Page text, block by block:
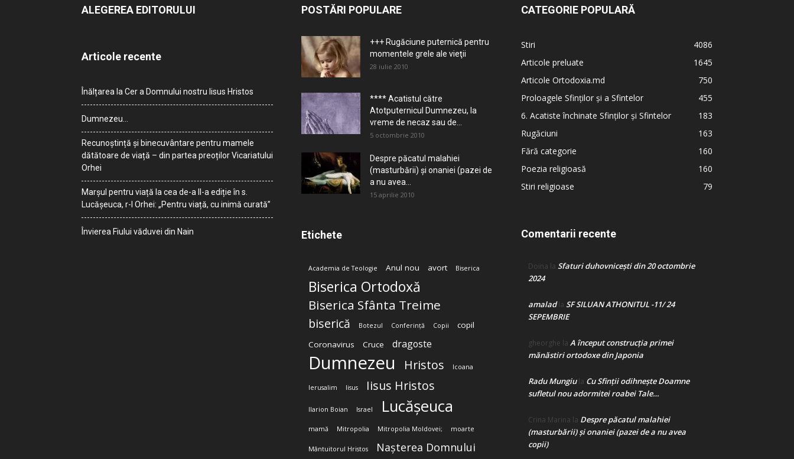
ALEGEREA EDITORULUI
Articole recente
Înălțarea la Cer a Domnului nostru Iisus Hristos
Dumnezeu…
Recunoștință și binecuvântare pentru mamele
dătătoare de viață – din partea preoților Vicariatului
Orhei
Marșul pentru viață la cea de-a II-a ediție în s.
Lucășeuca, r-l Orhei: „Pentru viață, cu inimă curată”
Învierea Fiului văduvei din Nain
POSTĂRI POPULARE
+++ Rugăciune puternică pentru
momentele grele ale vieţii
28 iulie 2010
**** Acatistul către
Atotputernicul Dumnezeu, la
vreme de necaz sau de...
5 octombrie 2010
Despre păcatul malahiei
(masturbării) şi onaniei (pazei de
a nu avea...
15 aprilie 2010
Etichete
Academia de Teologie Anul nou avort Biserica
Biserica Ortodoxă
Biserica Sfânta Treime
biserică Botezul Conferință Copii
copil
Coronavirus
Cruce dragoste
Dumnezeu Hristos Icoana
Ierusalim Iisus Iisus Hristos
Ilarion Boian Israel Lucășeuca
mamă Mitropolia Mitropolia Moldovei; moarte
Mântuitorul Hristos Nașterea Domnului
CATEGORIE POPULARĂ
Stiri
4086
Articole preluate
1645
Articole Ortodoxia.md
750
Proloagele Sfinților și a Sfintelor
455
6. Acatiste închinate Sfinților și Sfintelor
183
Rugăciuni
163
Fără categorie
160
Poezia religioasă
160
Stiri religioase
79
Comentarii recente
Doina la Sfaturi duhovnicești din 20 octombrie
2024
amaladla SF SILUAN ATHONITUL -11/ 24
SEPEMBRIE
gheorghe la A început construcţia primei
mănăstiri ortodoxe din Japonia
Radu Mungiula Cu Sfinții odihnește Doamne
sufletul nou adormitei roabei Tale…
Crina Marina la Despre păcatul malahiei
(masturbării) şi onaniei (pazei de a nu avea
copii)